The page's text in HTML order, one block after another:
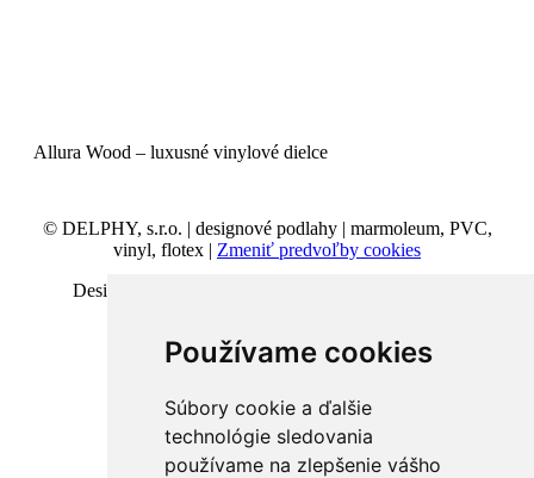
Používame cookies
Súbory cookie a ďalšie
technológie sledovania
používame na zlepšenie vášho
Allura Wood – luxusné vinylové dielce
© DELPHY, s.r.o. | designové podlahy | marmoleum, PVC,
vinyl, flotex | Zmeniť predvoľby cookies
Design and code VICTORY-media.sk | Webhosting